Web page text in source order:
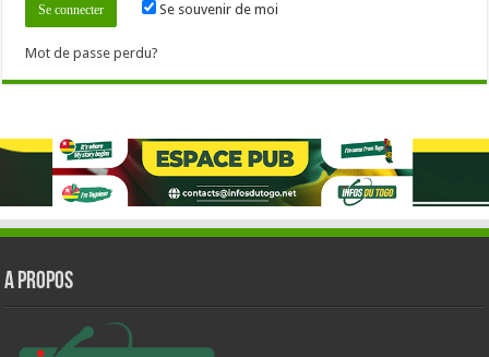
Se souvenir de moi
Mot de passe perdu?
A PROPOS